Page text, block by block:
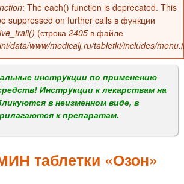
: The each() function is deprecated. This
suppressed on further calls в функции
(строка 2405 в файле
data/www/medicalj.ru/tabletki/includes/
инструкции по применению
Инструкции к лекарствам на
в неизменном виде, в
к препаратам.
таблетки «Озон»